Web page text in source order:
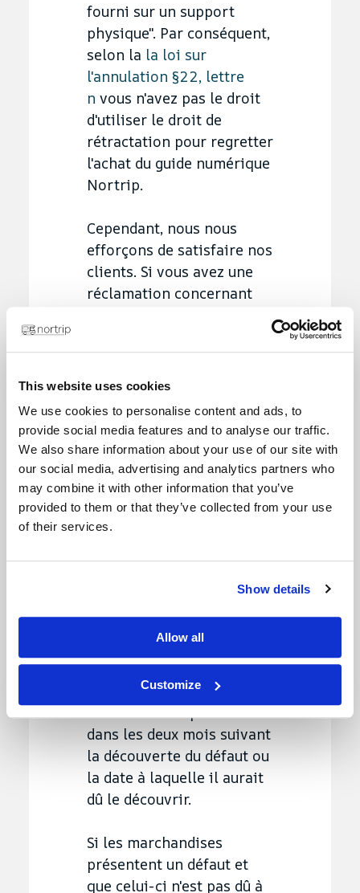
This website uses cookies
We use cookies to personalise content and ads, to
provide social media features and to analyse our traffic.
We also share information about your use of our site with
our social media, advertising and analytics partners who
may combine it with other information that you’ve
provided to them or that they’ve collected from your use
of their services.
Show details
Allow all
Customize
fourni sur un support
physique". Par conséquent,
selon la la loi sur
l'annulation §22, lettre
n vous n'avez pas le droit
d'utiliser le droit de
rétractation pour regretter
l'achat du guide numérique
Nortrip.
Cependant, nous nous
efforçons de satisfaire nos
clients. Si vous avez une
réclamation concernant
s'applique pas aux
entreprises.
3.2 Publicité
Si les marchandises
présentent un défaut,
l'acheteur doit, dans un
compter du moment où il
l'a découvert ou aurait dû
invoquer le défaut.
L'acheteur a toujours fait
une réclamation en temps
utile si cela se produit
dans les deux mois suivant
la découverte du défaut ou
la date à laquelle il aurait
dû le découvrir.
Si les marchandises
présentent un défaut et
que celui-ci n'est pas dû à